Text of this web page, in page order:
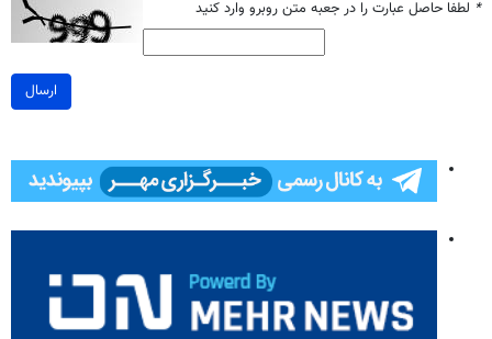
* لطفا حاصل عبارت را در جعبه متن روبرو وارد کنید
ارسال